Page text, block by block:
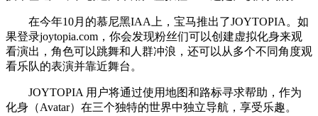
在今年10月的慕尼黑IAA上，宝马推出了JOYTOPIA。如
果登录joytopia.com，你会发现粉丝们可以创建虚拟化身来观
看演出，角色可以跳舞和人群冲浪，还可以从多个不同角度观
看乐队的表演并靠近舞台。
JOYTOPIA 用户将通过使用地图和路标寻求帮助，作为
化身（Avatar）在三个独特的世界中独立导航，享受乐趣。